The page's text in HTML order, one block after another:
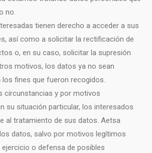
no.
tienen derecho a acceder a sus
así como a solicitar la rectificación de
o, en su caso, solicitar la supresión
motivos, los datos ya no sean
los fines que fueron recogidos.
circunstancias y por motivos
su situación particular, los interesados
al tratamiento de sus datos. Aetsa
datos, salvo por motivos legítimos
o defensa de posibles